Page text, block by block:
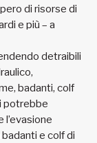
di risorse di
e più – a
detraibili
badanti, colf
potrebbe
e colf di